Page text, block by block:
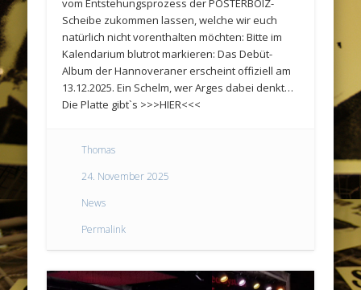
vom Entstehungsprozess der POSTERBOIZ-
Scheibe zukommen lassen, welche wir euch
natürlich nicht vorenthalten möchten: Bitte im
Kalendarium blutrot markieren: Das Debüt-
Album der Hannoveraner erscheint offiziell am
13.12.2025. Ein Schelm, wer Arges dabei denkt…
Die Platte gibt`s >>>HIER<<<
Thomas
24. November 2025
News
Permalink